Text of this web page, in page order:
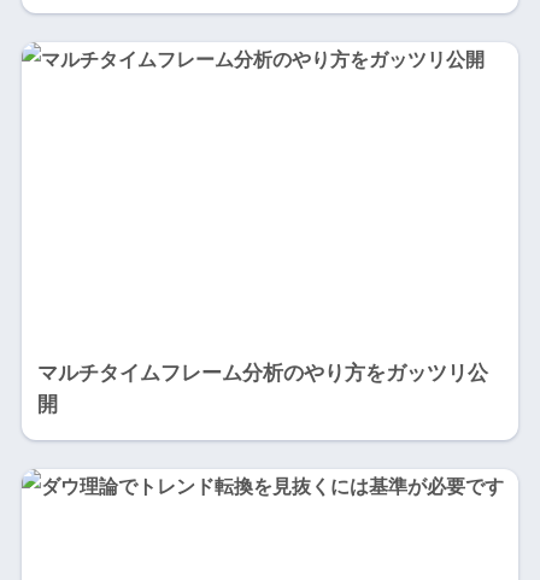
マルチタイムフレーム分析のやり方をガッツリ公
開